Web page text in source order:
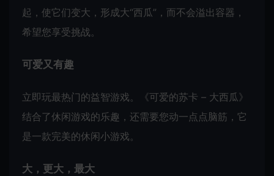
起，使它们变大，形成大“西瓜”，而不会溢出容器，
希望您享受挑战。
可爱又有趣
立即玩最热门的益智游戏。《可爱的苏卡 – 大西瓜》
结合了休闲游戏的乐趣，还需要您动一点点脑筋，它
是一款完美的休闲小游戏。
大，更大，最大